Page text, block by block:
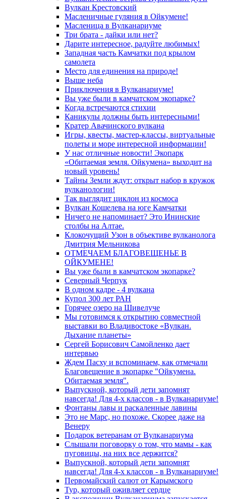
Вулкан Крестовский
Масленичные гуляния в Ойкумене!
Масленица в Вулканариуме
Три брата - дайки или нет?
Дарите интересное, радуйте любимых!
Западная часть Камчатки под крылом
самолета
Место для единения на природе!
Выше неба
Приключения в Вулканариуме!
Вы уже были в камчатском экопарке?
Когда встречаются стихии
Каникулы должны быть интересными!
Кратер Авачинского вулкана
Игры, квесты, мастер-классы, виртуальные
полеты и море интересной информации!
У нас отличные новости! Экопарк
«Обитаемая земля. Ойкумена» выходит на
новый уровень!
Тайны Земли ждут: открыт набор в кружок
вулканологии!
Так выглядит циклон из космоса
Вулкан Кошелева на юге Камчатки
Ничего не напоминает? Это Ининские
столбы на Алтае.
Клокочущий Узон в объективе вулканолога
Дмитрия Мельникова
ОТМЕЧАЕМ БЛАГОВЕЩЕНЬЕ В
ОЙКУМЕНЕ!
Вы уже были в камчатском экопарке?
Северный Черпук
В одном кадре - 4 вулкана
Купол 300 лет РАН
Горячее озеро на Шивелуче
Мы готовимся к открытию совместной
выставки во Владивостоке «Вулкан.
Дыхание планеты»
Сергей Борисович Самойленко дает
интервью
Ждем Пасху и вспоминаем, как отмечали
Благовещение в экопарке "Ойкумена.
Обитаемая земля".
Выпускной, который дети запомнят
навсегда! Для 4-х классов - в Вулканариуме!
Фонтаны лавы и раскаленные лавины
Это не Марс, но похоже. Скорее даже на
Венеру
Подарок ветеранам от Вулканариума
Слышали поговорку о том, что мамы - как
пуговицы, на них все держится?
Выпускной, который дети запомнят
навсегда! Для 4-х классов - в Вулканариуме!
Первомайский салют от Карымского
Тур, который оживляет сердце